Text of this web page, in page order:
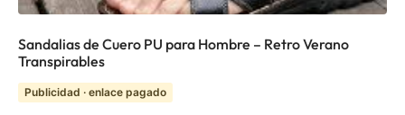
Sandalias de Cuero PU para Hombre – Retro Verano
Transpirables
Publicidad · enlace pagado